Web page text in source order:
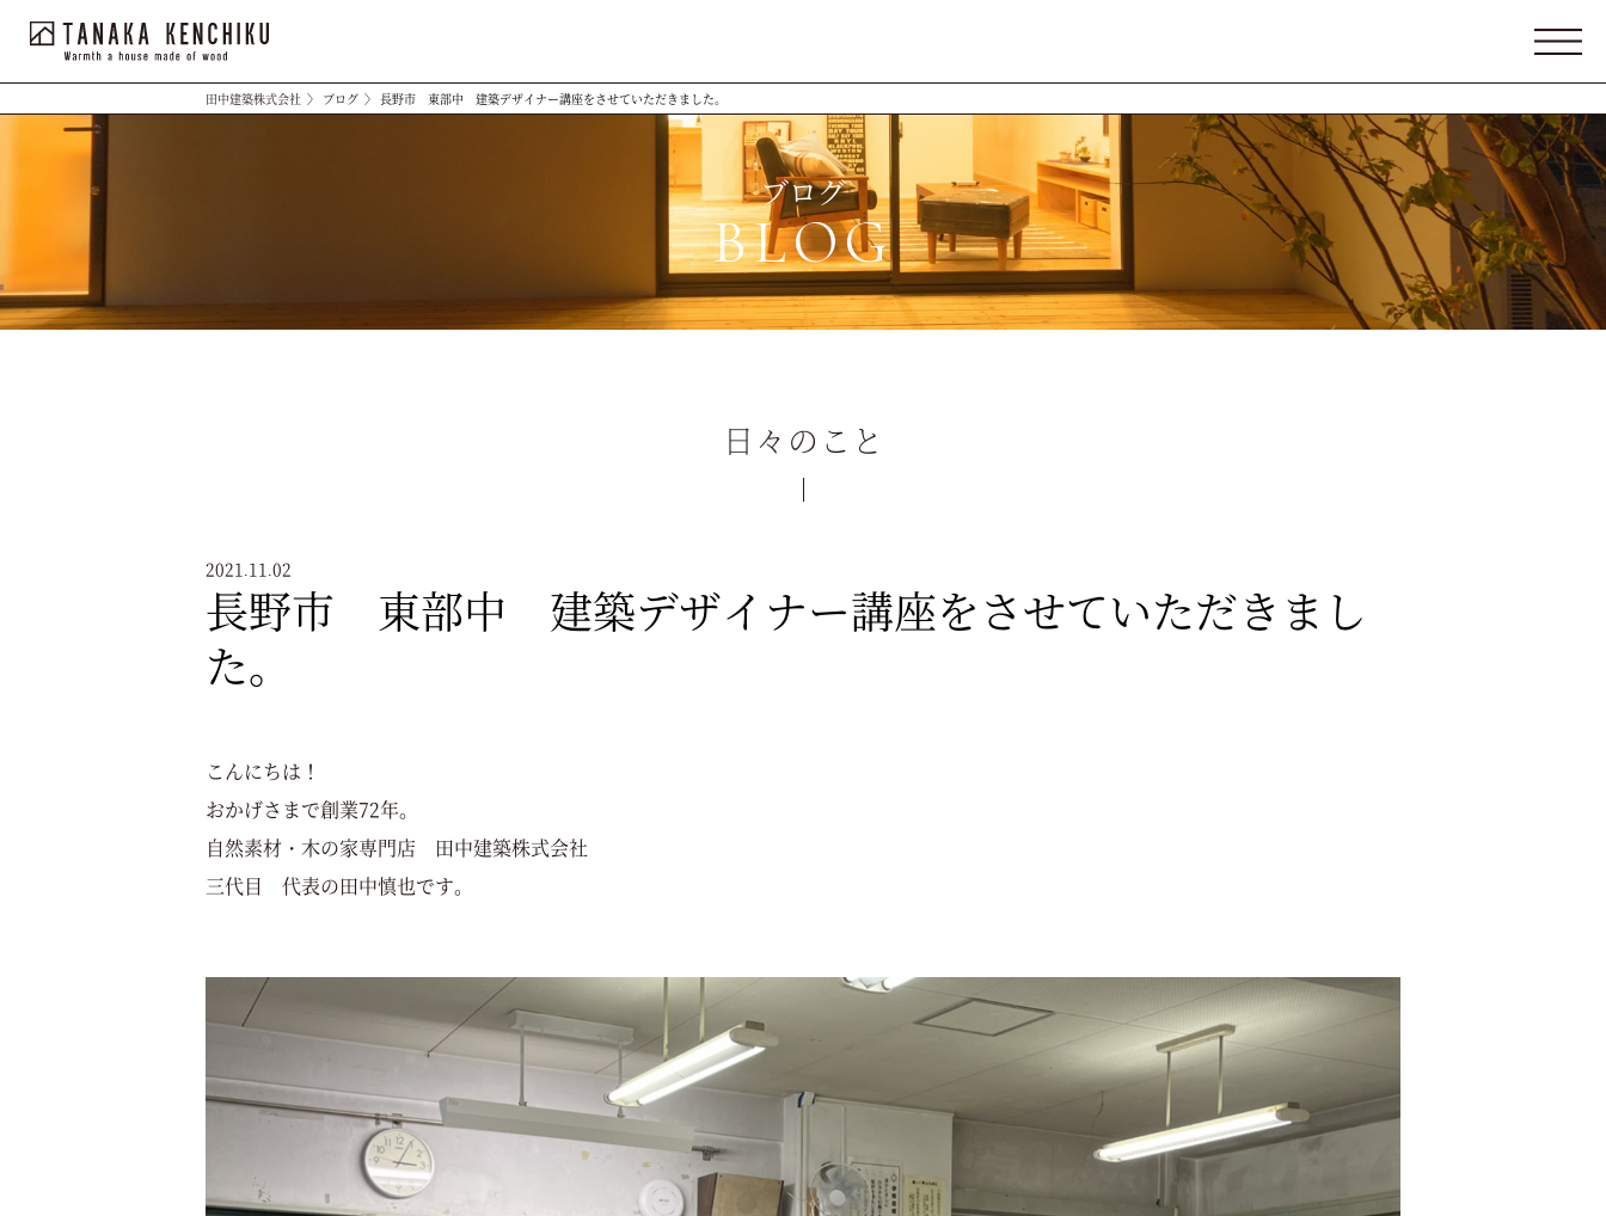
田中建築株式会社 〉 ブログ 〉 長野市 東部中 建築デザイナー講座をさせていただきました。
ブログ
BLOG
日々のこと
2021.11.02
長野市 東部中 建築デザイナー講座をさせていただきまし
た。
こんにちは！
おかげさまで創業72年。
自然素材・木の家専門店 田中建築株式会社
三代目 代表の田中慎也です。